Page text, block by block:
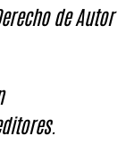
de Autor